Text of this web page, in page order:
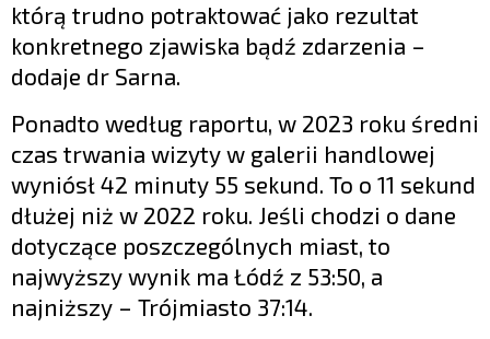
którą trudno potraktować jako rezultat
konkretnego zjawiska bądź zdarzenia –
dodaje dr Sarna.
Ponadto według raportu, w 2023 roku średni
czas trwania wizyty w galerii handlowej
wyniósł 42 minuty 55 sekund. To o 11 sekund
dłużej niż w 2022 roku. Jeśli chodzi o dane
dotyczące poszczególnych miast, to
najwyższy wynik ma Łódź z 53:50, a
najniższy – Trójmiasto 37:14.